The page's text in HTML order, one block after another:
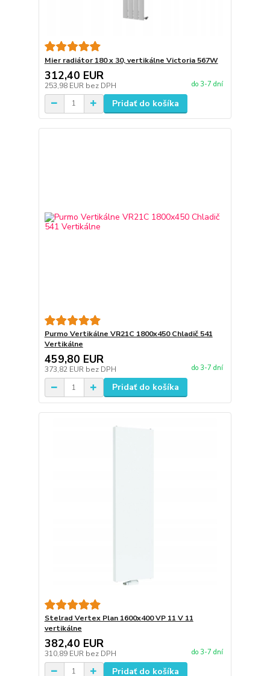
Mier radiátor 180 x 30, vertikálne Victoria 567W
312,40 EUR
253,98 EUR bez DPH do 3-7 dní
Pridať do košíka
Purmo Vertikálne VR21C 1800x450 Chladič 541
Vertikálne
459,80 EUR
373,82 EUR bez DPH do 3-7 dní
Pridať do košíka
Stelrad Vertex Plan 1600x400 VP 11 V 11
vertikálne
382,40 EUR
310,89 EUR bez DPH do 3-7 dní
Pridať do košíka